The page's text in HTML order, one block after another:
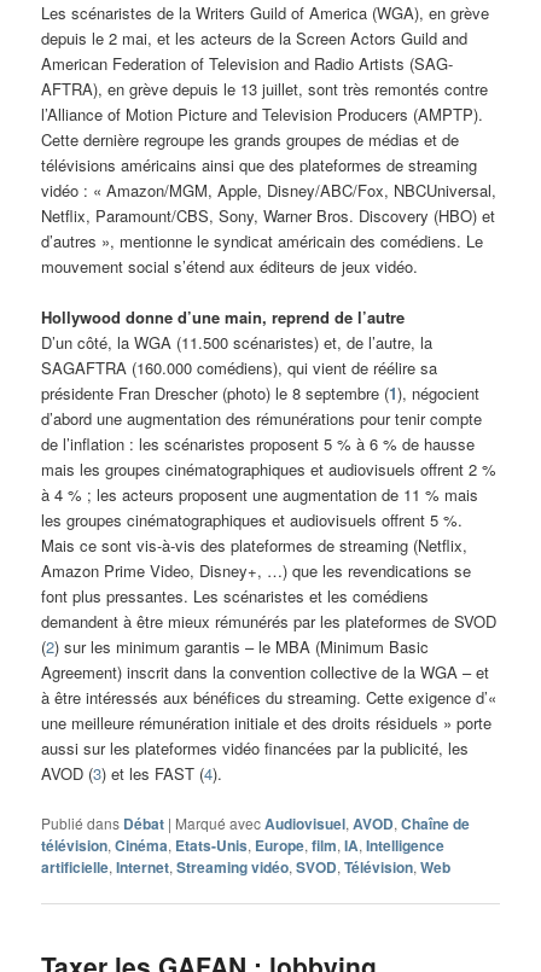
Les scénaristes de la Writers Guild of America (WGA), en grève
depuis le 2 mai, et les acteurs de la Screen Actors Guild and
American Federation of Television and Radio Artists (SAG-
AFTRA), en grève depuis le 13 juillet, sont très remontés contre
l’Alliance of Motion Picture and Television Producers (AMPTP).
Cette dernière regroupe les grands groupes de médias et de
télévisions américains ainsi que des plateformes de streaming
vidéo : « Amazon/MGM, Apple, Disney/ABC/Fox, NBCUniversal,
Netflix, Paramount/CBS, Sony, Warner Bros. Discovery (HBO) et
d’autres », mentionne le syndicat américain des comédiens. Le
mouvement social s’étend aux éditeurs de jeux vidéo.
Hollywood donne d’une main, reprend de l’autre
D’un côté, la WGA (11.500 scénaristes) et, de l’autre, la
SAGAFTRA (160.000 comédiens), qui vient de réélire sa
présidente Fran Drescher (photo) le 8 septembre (1), négocient
d’abord une augmentation des rémunérations pour tenir compte
de l’inflation : les scénaristes proposent 5 % à 6 % de hausse
mais les groupes cinématographiques et audiovisuels offrent 2 %
à 4 % ; les acteurs proposent une augmentation de 11 % mais
les groupes cinématographiques et audiovisuels offrent 5 %.
Mais ce sont vis-à-vis des plateformes de streaming (Netflix,
Amazon Prime Video, Disney+, …) que les revendications se
font plus pressantes. Les scénaristes et les comédiens
demandent à être mieux rémunérés par les plateformes de SVOD
(2) sur les minimum garantis – le MBA (Minimum Basic
Agreement) inscrit dans la convention collective de la WGA – et
à être intéressés aux bénéfices du streaming. Cette exigence d’«
une meilleure rémunération initiale et des droits résiduels » porte
aussi sur les plateformes vidéo financées par la publicité, les
AVOD (3) et les FAST (4).
Publié dans Débat | Marqué avecAudiovisuel,AVOD,Chaîne de
télévision,Cinéma, Etats-Unis, Europe,film,IA,Intelligence
artificielle,Internet,Streaming vidéo,SVOD,Télévision,Web